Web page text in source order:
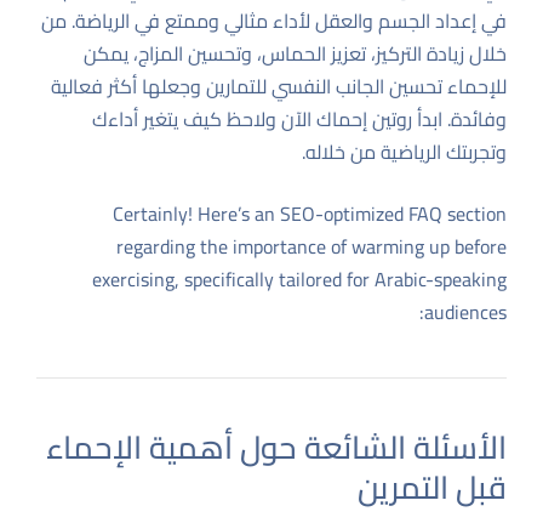
في إعداد الجسم والعقل لأداء مثالي وممتع في الرياضة. من
خلال زيادة التركيز، تعزيز الحماس، وتحسين المزاج، يمكن
للإحماء تحسين الجانب النفسي للتمارين وجعلها أكثر فعالية
وفائدة. ابدأ روتين إحماك الآن ولاحظ كيف يتغير أداءك
وتجربتك الرياضية من خلاله.
Certainly! Here’s an SEO-optimized FAQ section
regarding the importance of warming up before
exercising, specifically tailored for Arabic-speaking
audiences:
الأسئلة الشائعة حول أهمية الإحماء
قبل التمرين